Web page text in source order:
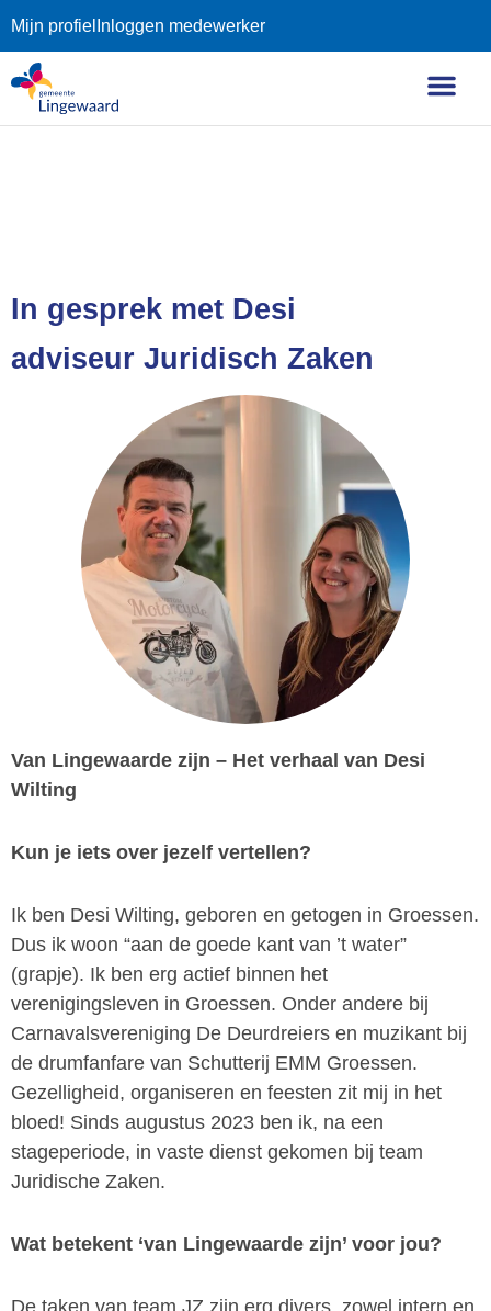
Mijn profiel Inloggen medewerker
In gesprek met Desi
adviseur Juridisch Zaken
Van Lingewaarde zijn – Het verhaal van Desi
Wilting
Kun je iets over jezelf vertellen?
Ik ben Desi Wilting, geboren en getogen in Groessen.
Dus ik woon “aan de goede kant van ’t water”
(grapje). Ik ben erg actief binnen het
verenigingsleven in Groessen. Onder andere bij
Carnavalsvereniging De Deurdreiers en muzikant bij
de drumfanfare van Schutterij EMM Groessen.
Gezelligheid, organiseren en feesten zit mij in het
bloed! Sinds augustus 2023 ben ik, na een
stageperiode, in vaste dienst gekomen bij team
Juridische Zaken.
Wat betekent ‘van Lingewaarde zijn’ voor jou?
De taken van team JZ zijn erg divers, zowel intern en